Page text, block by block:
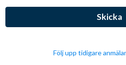
Följ upp tidigare